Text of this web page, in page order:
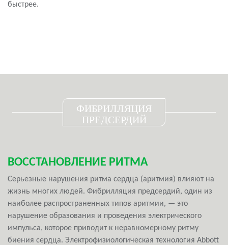
быстрее.
ФИБРИЛЛЯЦИЯ
ПРЕДСЕРДИЙ
ВОССТАНОВЛЕНИЕ РИТМА
Серьезные нарушения ритма сердца (аритмия) влияют на
жизнь многих людей. Фибрилляция предсердий, один из
наиболее распространенных типов аритмии, — это
нарушение образования и проведения электрического
импульса, которое приводит к неравномерному ритму
биения сердца. Электрофизиологическая технология Abbott